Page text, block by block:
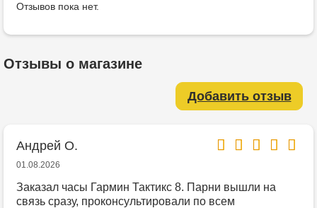
Отзывов пока нет.
Отзывы о магазине
Добавить отзыв
Андрей О.
01.08.2026
Заказал часы Гармин Тактикс 8. Парни вышли на
связь сразу, проконсультировали по всем